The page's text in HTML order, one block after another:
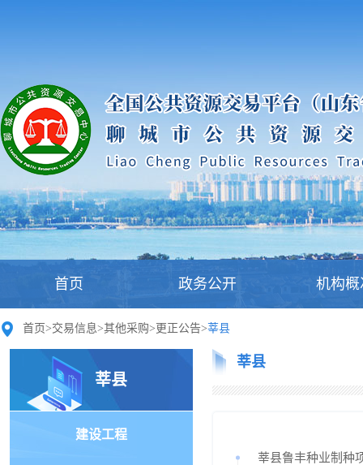
首页 政务公开 机构概
首页>交易信息>其他采购> 更正公告>莘县
莘县
建设工程
莘县
莘县鲁丰种业制种